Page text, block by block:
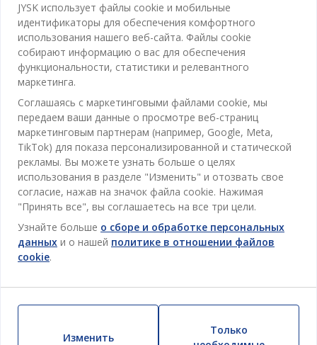
Категории
Спальня
Ванная
Кабинет
Гостиная
Столовая
Хранение
Шторы
Отдел обслуживания клиентов
Контакты службы поддержки клиентов
Магазины и часы работы
Акции
Пользовательское соглашение
Гарантия цены
JYSK
Про JYSK
JYSK.com
Пресса
Вакансии
Новостная рассылка
JYSK BUSINESS TO BUSINESS
ОФИС
TAROL-DD S.R.L. ул.Юбилейная, 41A мун. Кишинёв,
Республика Молдова
Продажи и работа с юридическими лицами
Телефон: 060 531 531
JYSK ОБСЛУЖИВАНИЕ КЛИЕНТОВ
Контактный центр для клиентов
Телефон: 022 022 030
Следите за Jysk
JYSK использует файлы cookie и мобильные
идентификаторы для обеспечения комфортного
использования нашего веб-сайта. Файлы cookie
собирают информацию о вас для обеспечения
функциональности, статистики и релевантного
маркетинга.
Соглашаясь с маркетинговыми файлами cookie, мы
передаем ваши данные о просмотре веб-страниц
маркетинговым партнерам (например, Google, Meta,
TikTok) для показа персонализированной и статической
рекламы. Вы можете узнать больше о целях
использования в разделе "Изменить" и отозвать свое
согласие, нажав на значок файла cookie. Нажимая
"Принять все", вы соглашаетесь на все три цели.
Узнайте больше о сборе и обработке персональных
данных и о нашей политике в отношении файлов
cookie.
Изменить
Только